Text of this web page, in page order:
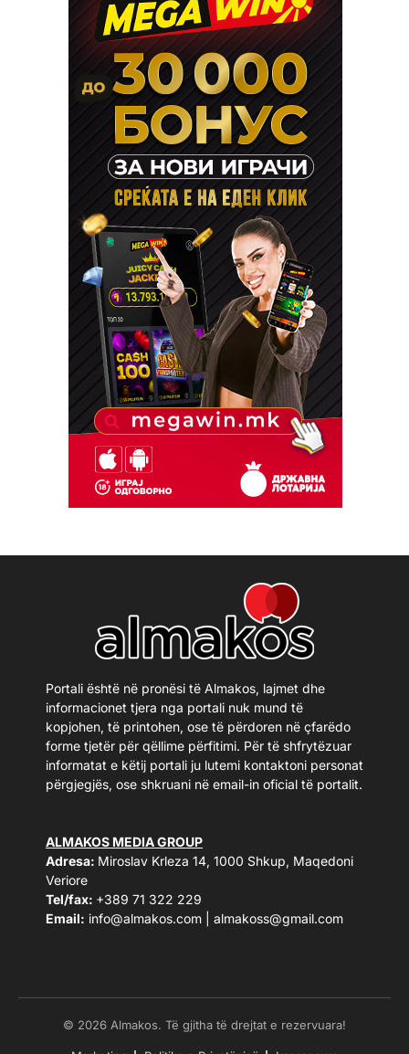
Portali është në pronësi të Almakos, lajmet dhe
informacionet tjera nga portali nuk mund të
kopjohen, të printohen, ose të përdoren në çfarëdo
forme tjetër për qëllime përfitimi. Për të shfrytëzuar
informatat e këtij portali ju lutemi kontaktoni personat
përgjegjës, ose shkruani në email-in oficial të portalit.
ALMAKOS MEDIA GROUP
Adresa: Miroslav Krleza 14, 1000 Shkup, Maqedoni
Veriore
Tel/fax: +389 71 322 229
Email: info@almakos.com almakoss@gmail.com
© 2026 Almakos. Të gjitha të drejtat e rezervuara!